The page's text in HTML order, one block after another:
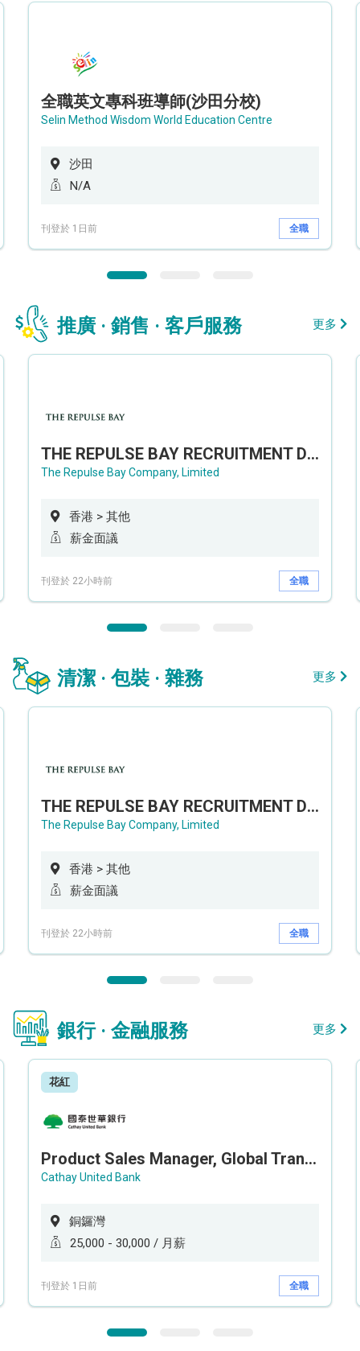
全職英文專科班導師(沙田分校)
Selin Method Wisdom World Education Centre
沙田
N/A
刊登於 1日前 全職
推廣 · 銷售 · 客戶服務 更多
THE REPULSE BAY RECRUITMENT DAY 淺水灣影灣園人才招聘會
The Repulse Bay Company, Limited
香港 > 其他
薪金面議
刊登於 22小時前 全職
清潔 · 包裝 · 雜務 更多
THE REPULSE BAY RECRUITMENT DAY 淺水灣影灣園人才招聘會
The Repulse Bay Company, Limited
香港 > 其他
薪金面議
刊登於 22小時前 全職
銀行 · 金融服務 更多
花紅
Product Sales Manager, Global Transaction Service (GTS)
Cathay United Bank
銅鑼灣
25,000 - 30,000 / 月薪
刊登於 1日前 全職